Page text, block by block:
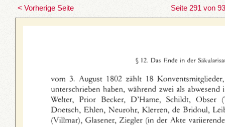
< Vorherige Seite Seite 291 von